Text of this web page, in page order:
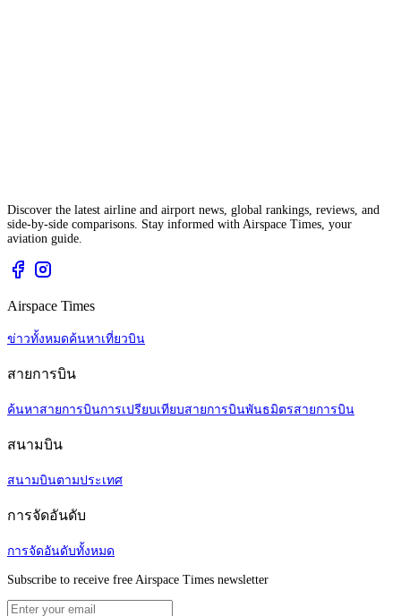
Discover the latest airline and airport news, global rankings, reviews, and
side-by-side comparisons. Stay informed with Airspace Times, your
aviation guide.
Airspace Times
ข่าวทั้งหมดค้นหาเที่ยวบิน
สายการบิน
ค้นหาสายการบินการเปรียบเทียบสายการบินพันธมิตรสายการบิน
สนามบิน
สนามบินตามประเทศ
การจัดอันดับ
การจัดอันดับทั้งหมด
Subscribe to receive free Airspace Times newsletter